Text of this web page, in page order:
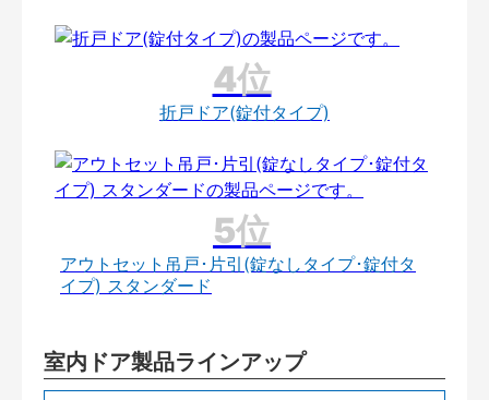
折戸ドア(錠付タイプ)
アウトセット吊戸･片引(錠なしタイプ･錠付タ
イプ) スタンダード
室内ドア製品ラインアップ